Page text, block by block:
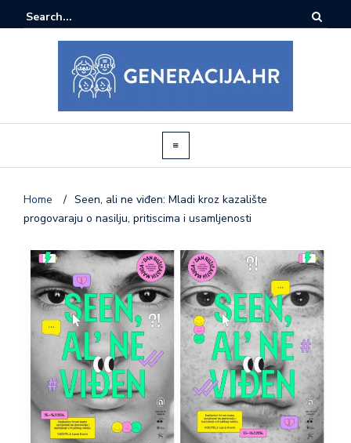
Home / Seen, ali ne viđen: Mladi kroz kazalište
progovaraju o nasilju, pritiscima i usamljenosti